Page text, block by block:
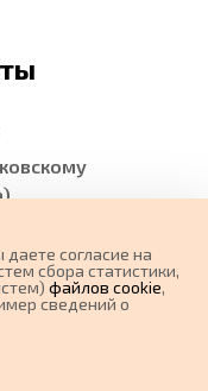
согласие на
сбора статистики,
файлов cookie,
сведений о
типе
сведений о
совершены
действиях на сайте